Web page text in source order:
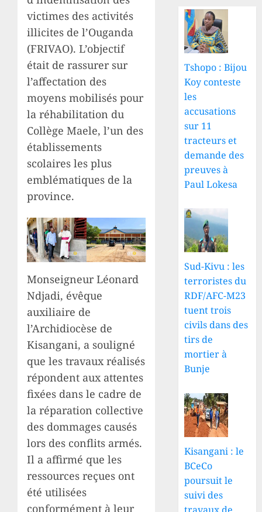
victimes des activités
illicites de l’Ouganda
(FRIVAO). L’objectif
était de rassurer sur
l’affectation des
moyens mobilisés pour
la réhabilitation du
Collège Maele, l’un des
établissements
scolaires les plus
emblématiques de la
province.
Monseigneur Léonard
Ndjadi, évêque
auxiliaire de
l’Archidiocèse de
Kisangani, a souligné
que les travaux réalisés
répondent aux attentes
fixées dans le cadre de
la réparation collective
des dommages causés
lors des conflits armés.
Il a affirmé que les
ressources reçues ont
été utilisées
conformément à leur
Tshopo : Bijou
Koy conteste
les
accusations
sur 11
tracteurs et
demande des
preuves à
Paul Lokesa
Sud-Kivu : les
terroristes du
RDF/AFC-M23
tuent trois
civils dans des
tirs de
mortier à
Bunje
Kisangani : le
BCeCo
poursuit le
suivi des